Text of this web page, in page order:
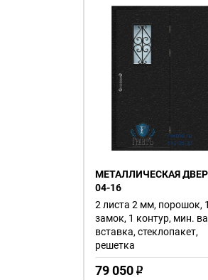
МЕТАЛЛИЧЕСКАЯ
04-16
79 050 o
2 листа 2 мм, порошок, 1
замок, 1 контур, мин.
вставка, стеклопакет,
решетка